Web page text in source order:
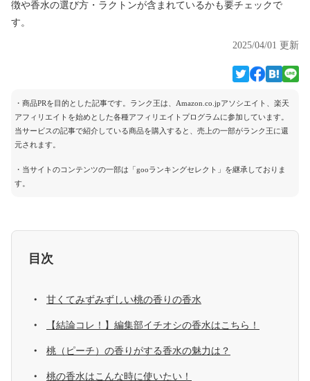
徴や香水の選び方・ラクトンが含まれているかも要チェックで
す。
2025/04/01 更新
・商品PRを目的とした記事です。ランク王は、Amazon.co.jpアソシエイト、楽天
アフィリエイトを始めとした各種アフィリエイトプログラムに参加しています。
当サービスの記事で紹介している商品を購入すると、売上の一部がランク王に還
元されます。
・当サイトのコンテンツの一部は「gooランキングセレクト」を継承しておりま
す。
目次
甘くてみずみずしい桃の香りの香水
【結論コレ！】編集部イチオシの香水はこちら！
桃（ピーチ）の香りがする香水の魅力は？
桃の香水はこんな時に使いたい！